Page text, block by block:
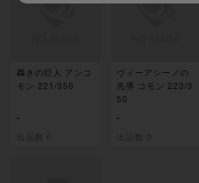
轟きの巨人 アンコ
モン 221/350
-
出品数 0
ヴィーアシーノの
先導 コモン 223/3
50
-
出品数 0